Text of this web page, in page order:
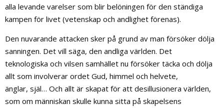
alla levande varelser som blir belöningen för den ständiga
kampen för livet (vetenskap och andlighet förenas).
Den nuvarande attacken sker på grund av man försöker dölja
sanningen. Det vill säga, den andliga världen. Det
teknologiska och vilsen samhället nu försöker täcka och dölja
allt som involverar ordet Gud, himmel och helvete,
änglar, själ… Och allt är skapat för att desillusionera världen,
som om människan skulle kunna sitta på skapelsens